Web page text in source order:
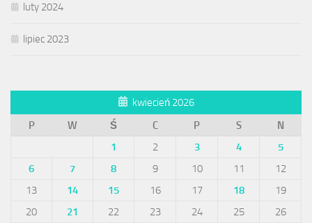
luty 2024
lipiec 2023
kwiecień 2026
P
W Ś C P S
N
1
2 3 4
5
6
7 8 9 10 11
12
13
14 15 16 17 18
19
20
21 22 23 24 25
26